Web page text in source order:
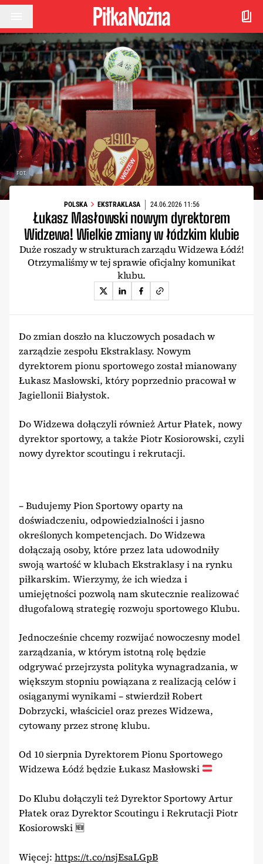
Przejdź do treści
FOT.
POLSKA EKSTRAKLASA 24.06.2026 11:56
Łukasz Masłowski nowym dyrektorem
Widzewa! Wielkie zmiany w łódzkim klubie
Duże roszady w strukturach zarządu Widzewa Łódź!
Otrzymaliśmy w tej sprawie oficjalny komunikat
klubu.
Do zmian doszło na kluczowych posadach w
zarządzie zespołu Ekstraklasy. Nowym
dyrektorem pionu sportowego został mianowany
Łukasz Masłowski, który poprzednio pracował w
Jagiellonii Białystok.
Do Widzewa dołączyli również Artur Płatek, nowy
dyrektor sportowy, a także Piotr Kosiorowski, czyli
nowy dyrektor scoutingu i rekrutacji.
– Budujemy Pion Sportowy oparty na
doświadczeniu, odpowiedzialności i jasno
określonych kompetencjach. Do Widzewa
dołączają osoby, które przez lata udowodniły
swoją wartość w klubach Ekstraklasy i na rynku
piłkarskim. Wierzymy, że ich wiedza i
umiejętności pozwolą nam skutecznie realizować
długofalową strategię rozwoju sportowego Klubu.
Jednocześnie chcemy rozwijać nowoczesny model
zarządzania, w którym istotną rolę będzie
odgrywać przejrzysta polityka wynagradzania, w
większym stopniu powiązana z realizacją celów i
osiąganymi wynikami – stwierdził Robert
Dobrzycki, właściciel oraz prezes Widzewa,
cytowany przez stronę klubu.
Od 10 sierpnia Dyrektorem Pionu Sportowego
Widzewa Łódź będzie Łukasz Masłowski
Do Klubu dołączyli też Dyrektor Sportowy Artur
Płatek oraz Dyrektor Scoutingu i Rekrutacji Piotr
Kosiorowski 🆕
Więcej: https://t.co/nsjEsaLGpB